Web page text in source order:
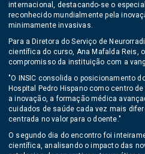
internacional, destacando-se o
reconhecido mundialmente pela
minimamente invasivas.
Para a Diretora do Serviço de
científica do curso, Ana Mafalda Reis,
compromisso da instituição com a
"O INSIC consolida o posicionamento
Hospital Pedro Hispano como centro
a inovação, a formação médica
cuidados de saúde cada vez mais
centrada no valor para o doente."
O segundo dia do encontro foi
científica, analisando o impacto das